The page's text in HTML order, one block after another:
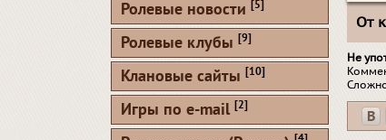
От
Не
Ролевые новости [5]
Ролевые клубы [9]
Клановые сайты [10]
Игры по e-mail [2]